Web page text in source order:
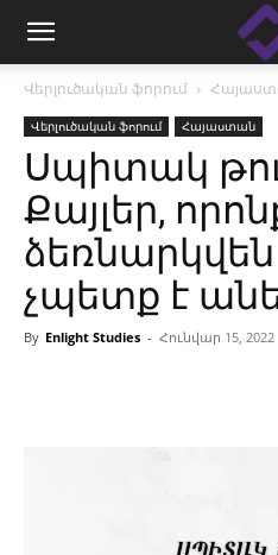
Վերլուծական ֆորում
Վերլուծական ֆորում Հայաստան
Սպիտակ
Քայլեր,
ձեռնարկվեն
չպետք է
By Enlight Studies - Հունվար 15, 2022